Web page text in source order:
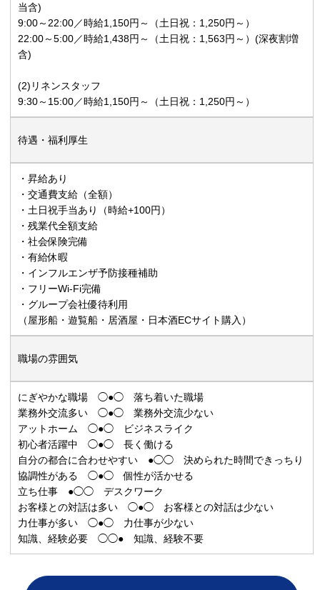
当含)
9:00～22:00／時給1,150円～（土日祝：1,250円～）
22:00～5:00／時給1,438円～（土日祝：1,563円～）(深夜割増
含)
(2)リネンスタッフ
9:30～15:00／時給1,150円～（土日祝：1,250円～）
待遇・福利厚生
・昇給あり
・交通費支給（全額）
・土日祝手当あり（時給+100円）
・残業代全額支給
・社会保険完備
・有給休暇
・インフルエンザ予防接種補助
・フリーWi-Fi完備
・グループ会社優待利用
（屋形船・遊覧船・居酒屋・日本酒ECサイト購入）
職場の雰囲気
にぎやかな職場 ◯●◯ 落ち着いた職場
業務外交流多い ◯●◯ 業務外交流少ない
アットホーム ◯●◯ ビジネスライク
初心者活躍中 ◯●◯ 長く働ける
自分の都合に合わせやすい ●◯◯ 決められた時間できっちり
協調性がある ◯●◯ 個性が活かせる
立ち仕事 ●◯◯ デスクワーク
お客様との対話は多い ◯●◯ お客様との対話は少ない
力仕事が多い ◯●◯ 力仕事が少ない
知識、経験必要 ◯◯● 知識、経験不要